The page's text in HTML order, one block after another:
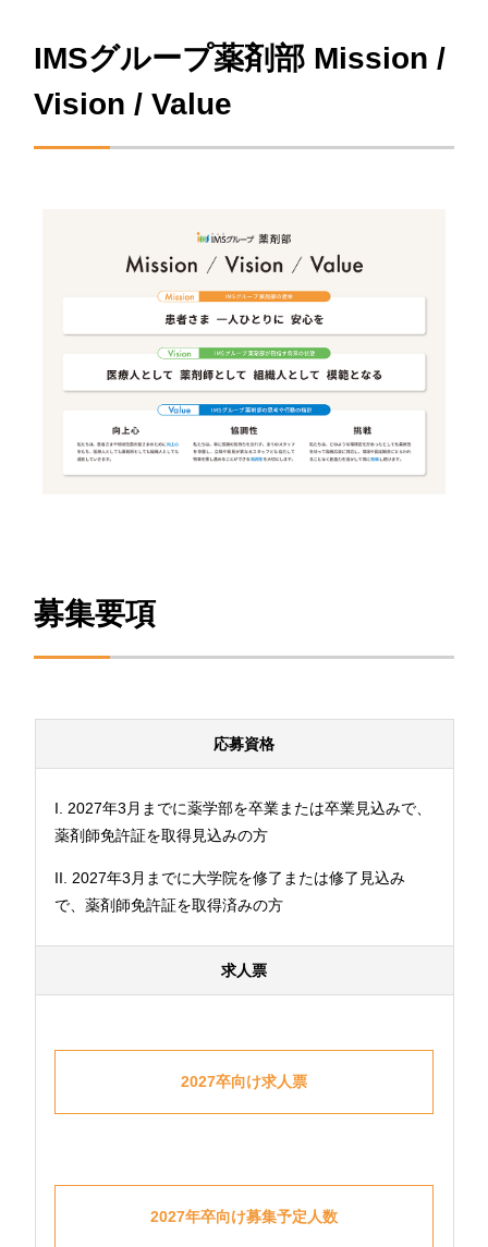
IMSグループ薬剤部 Mission /
Vision / Value
募集要項
応募資格
I. 2027年3月までに薬学部を卒業または卒業見込みで、
薬剤師免許証を取得見込みの方
II. 2027年3月までに大学院を修了または修了見込み
で、薬剤師免許証を取得済みの方
求人票
2027卒向け求人票
2027年卒向け募集予定人数